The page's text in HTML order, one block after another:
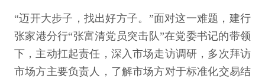
“迈开大步子，找出好方子。”面对这一难题，建行
张家港分行“张富清党员突击队”在党委书记的带领
下，主动扛起责任，深入市场走访调研，多次拜访
市场方主要负责人，了解市场方对于标准化交易结